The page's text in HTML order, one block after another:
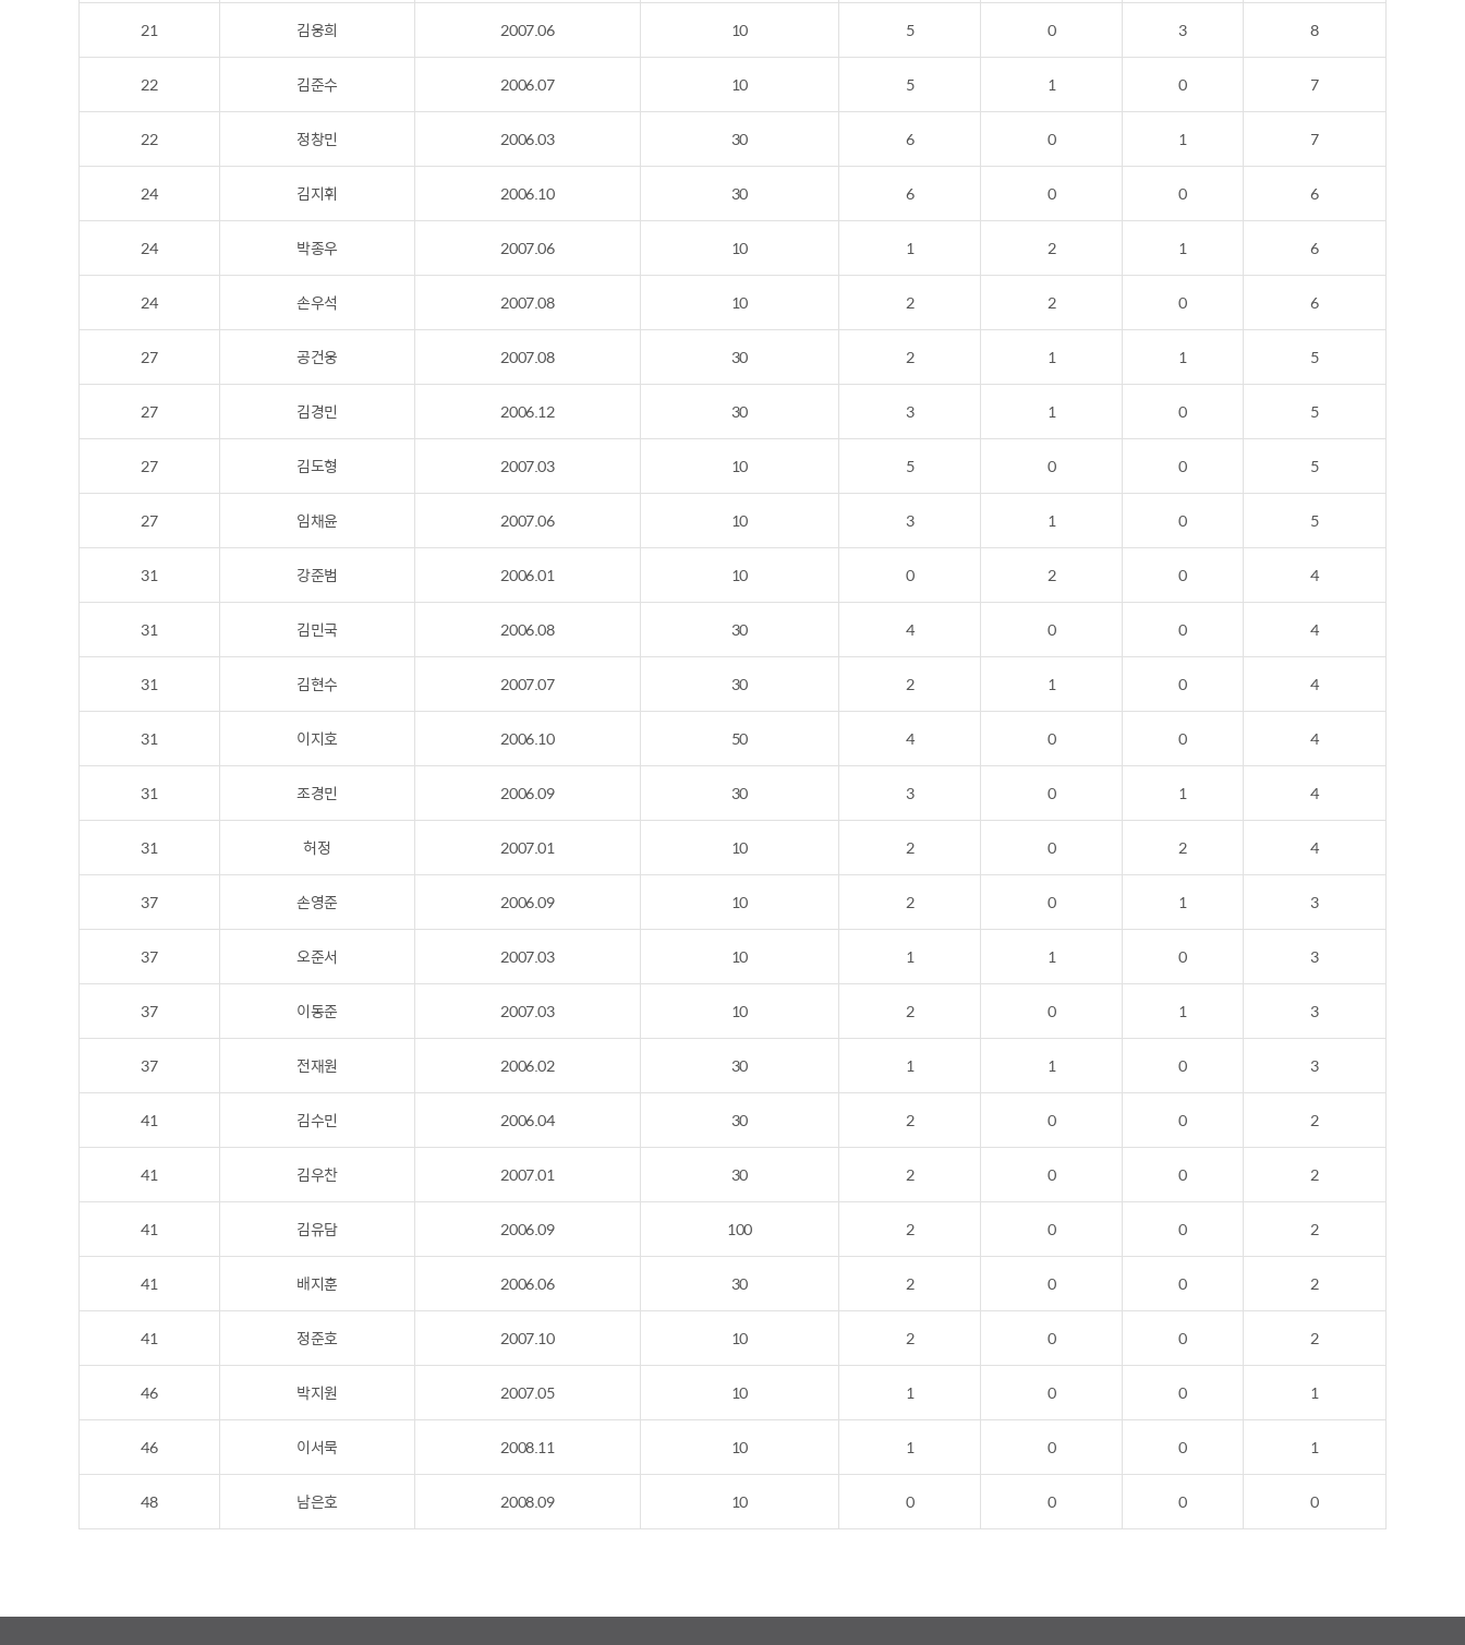
21 김웅희 2007.06 10 5 0 3 8
22 김준수 2006.07 10 5 1 0 7
22 정창민 2006.03 30 6 0 1 7
24 김지휘 2006.10 30 6 0 0 6
24 박종우 2007.06 10 1 2 1 6
24 손우석 2007.08 10 2 2 0 6
27 공건웅 2007.08 30 2 1 1 5
27 김경민 2006.12 30 3 1 0 5
27 김도형 2007.03 10 5 0 0 5
27 임채윤 2007.06 10 3 1 0 5
31 강준범 2006.01 10 0 2 0 4
31 김민국 2006.08 30 4 0 0 4
31 김현수 2007.07 30 2 1 0 4
31 이지호 2006.10 50 4 0 0 4
31 조경민 2006.09 30 3 0 1 4
31 허정 2007.01 10 2 0 2 4
37 손영준 2006.09 10 2 0 1 3
37 오준서 2007.03 10 1 1 0 3
37 이동준 2007.03 10 2 0 1 3
37 전재원 2006.02 30 1 1 0 3
41 김수민 2006.04 30 2 0 0 2
41 김우찬 2007.01 30 2 0 0 2
41 김유담 2006.09 100 2 0 0 2
41 배지훈 2006.06 30 2 0 0 2
41 정준호 2007.10 10 2 0 0 2
46 박지원 2007.05 10 1 0 0 1
46 이서묵 2008.11 10 1 0 0 1
48 남은호 2008.09 10 0 0 0 0